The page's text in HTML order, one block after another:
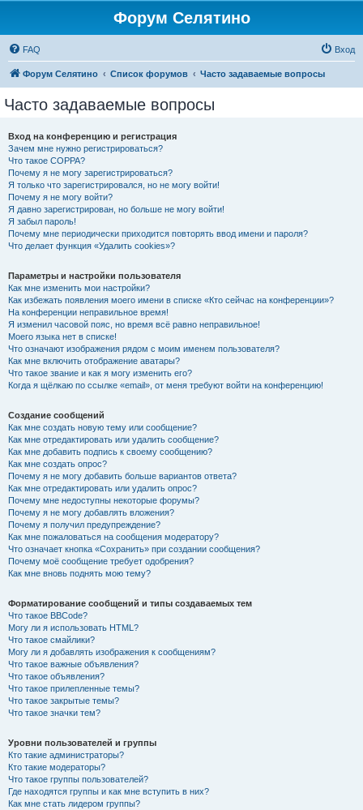
Форум Селятино
FAQ Вход
Форум Селятино Список форумов Часто задаваемые вопросы
Часто задаваемые вопросы
Вход на конференцию и регистрация
Зачем мне нужно регистрироваться?
Что такое COPPA?
Почему я не могу зарегистрироваться?
Я только что зарегистрировался, но не могу войти!
Почему я не могу войти?
Я давно зарегистрирован, но больше не могу войти!
Я забыл пароль!
Почему мне периодически приходится повторять ввод имени и пароля?
Что делает функция «Удалить cookies»?
Параметры и настройки пользователя
Как мне изменить мои настройки?
Как избежать появления моего имени в списке «Кто сейчас на конференции»?
На конференции неправильное время!
Я изменил часовой пояс, но время всё равно неправильное!
Моего языка нет в списке!
Что означают изображения рядом с моим именем пользователя?
Как мне включить отображение аватары?
Что такое звание и как я могу изменить его?
Когда я щёлкаю по ссылке «email», от меня требуют войти на конференцию!
Создание сообщений
Как мне создать новую тему или сообщение?
Как мне отредактировать или удалить сообщение?
Как мне добавить подпись к своему сообщению?
Как мне создать опрос?
Почему я не могу добавить больше вариантов ответа?
Как мне отредактировать или удалить опрос?
Почему мне недоступны некоторые форумы?
Почему я не могу добавлять вложения?
Почему я получил предупреждение?
Как мне пожаловаться на сообщения модератору?
Что означает кнопка «Сохранить» при создании сообщения?
Почему моё сообщение требует одобрения?
Как мне вновь поднять мою тему?
Форматирование сообщений и типы создаваемых тем
Что такое BBCode?
Могу ли я использовать HTML?
Что такое смайлики?
Могу ли я добавлять изображения к сообщениям?
Что такое важные объявления?
Что такое объявления?
Что такое прилепленные темы?
Что такое закрытые темы?
Что такое значки тем?
Уровни пользователей и группы
Кто такие администраторы?
Кто такие модераторы?
Что такое группы пользователей?
Где находятся группы и как мне вступить в них?
Как мне стать лидером группы?